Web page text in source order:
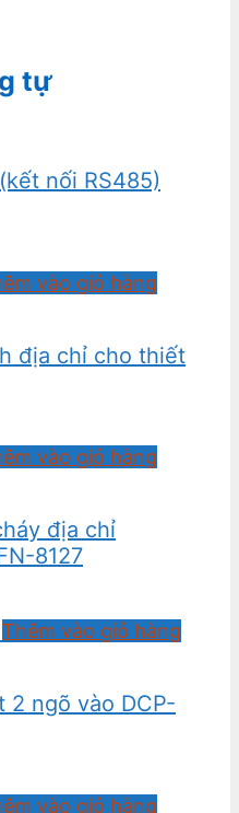
tự
nối RS485)
vào giỏ hàng
địa chỉ cho thiết
vào giỏ hàng
địa chỉ
8127
Thêm vào giỏ hàng
2 ngõ vào DCP-
vào giỏ hàng